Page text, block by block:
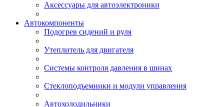
Аксессуары для автоэлектроники
Автокомпоненты
Подогрев сидений и руля
Утеплитель для двигателя
Системы контроля давления в шинах
Стеклоподъемники и модули управления
Автохолодильники